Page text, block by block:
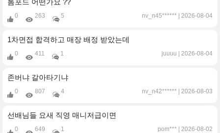
톰포드 어떤가요 ??
0 263 5 nv_n45****** 2026-08-04
1차면접 합격하고 매장 배정 받았는데
0 411 1 juuuu 2026-08-04
존버냐 갈아타기냐
0 807 4 nv_n42****** 2026-08-03
선배님들 요새 직영 매니저급이면
0 649 1 pom*** 2026-08-02